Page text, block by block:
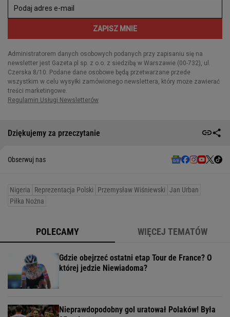
Dziękujemy za przeczytanie
Obserwuj nas
Nigeria Reprezentacja Polski Przemysław Wiśniewski Jan Urban
Piłka Nożna
POLECAMY WIĘCEJ TEMATÓW
Gdzie obejrzeć ostatni etap Tour de France? O
której jedzie Niewiadoma?
Nieprawdopodobny gol uratował Polaków! Była